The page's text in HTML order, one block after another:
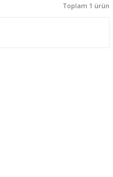
Toplam 1 ürün